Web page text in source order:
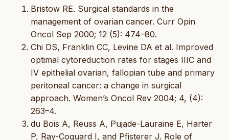
Bristow RE. Surgical standards in the
management of ovarian cancer. Curr Opin
Oncol Sep 2000; 12 (5): 474–80.
Chi DS, Franklin CC, Levine DA et al. Improved
optimal cytoreduction rates for stages IIIC and
IV epithelial ovarian, fallopian tube and primary
peritoneal cancer: a change in surgical
approach. Women’s Oncol Rev 2004; 4, (4):
263–4.
du Bois A, Reuss A, Pujade-Lauraine E, Harter
P, Ray-Coquard I, and Pfisterer J. Role of